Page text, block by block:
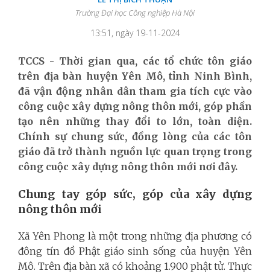
Trường Đại học Công nghiệp Hà Nội
13:51, ngày 19-11-2024
TCCS - Thời gian qua, các tổ chức tôn giáo
trên địa bàn huyện Yên Mô, tỉnh Ninh Bình,
đã vận động nhân dân tham gia tích cực vào
công cuộc xây dựng nông thôn mới, góp phần
tạo nên những thay đổi to lớn, toàn diện.
Chính sự chung sức, đồng lòng của các tôn
giáo đã trở thành nguồn lực quan trọng trong
công cuộc xây dựng nông thôn mới nơi đây.
Chung tay góp sức, góp của xây dựng
nông thôn mới
Xã Yên Phong là một trong những địa phương có
đông tín đồ Phật giáo sinh sống của huyện Yên
Mô. Trên địa bàn xã có khoảng 1.900 phật tử. Thực